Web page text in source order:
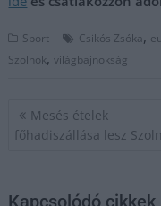
Sport Csikós Zsóka,
Szolnok,világbajnokság
Bejegyzés
navigáció
Mesés ételek
főhadiszállása lesz
Kapcsolódó cikkek